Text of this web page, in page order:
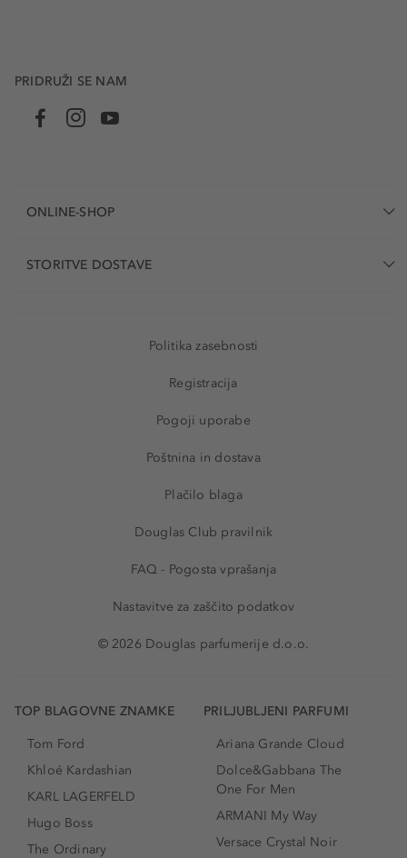
PRIDRUŽI SE NAM
ONLINE-SHOP
STORITVE DOSTAVE
Politika zasebnosti
Registracija
Pogoji uporabe
Poštnina in dostava
Plačilo blaga
Douglas Club pravilnik
FAQ - Pogosta vprašanja
Nastavitve za zaščito podatkov
© 2026 Douglas parfumerije d.o.o.
TOP BLAGOVNE ZNAMKE
Tom Ford
Khloé Kardashian
KARL LAGERFELD
Hugo Boss
The Ordinary
PRILJUBLJENI PARFUMI
Ariana Grande Cloud
Dolce&Gabbana The
One For Men
ARMANI My Way
Versace Crystal Noir